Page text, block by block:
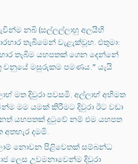
නබි (සල්ලල්ලාහු අලයිහි
තැබීමෙන් වැළැක්වූහ. එතුමා:
තැබීම යහපතක් ගෙන දෙන්නේ
වනුයේ මසුරුකම පමණය.” යැයි
මත දිවුරා පවසමි. අල්ලාහ් අභිමත
මම යමක් කිරීමට දිවුරා ඊට වඩා
යහපතක් දුටුවේ නම් එම යහපත
දමමි.
නොවන පිළිවෙතක් සම්බන්ධ
ලෙස උවමනාවෙන්ම දිවුරා